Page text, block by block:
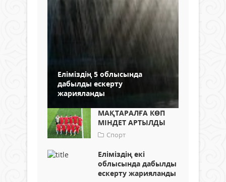
Еліміздің 5 облысында
дабылды ескерту
жарияланды
МАҚТАРАЛҒА КӨП
МІНДЕТ АРТЫЛДЫ
Спорт
Еліміздің екі
облысында дабылды
ескерту жарияланды